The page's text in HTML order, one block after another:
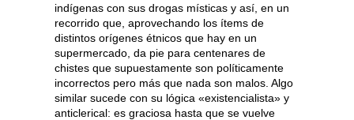
indígenas con sus drogas místicas y así, en un
recorrido que, aprovechando los ítems de
distintos orígenes étnicos que hay en un
supermercado, da pie para centenares de
chistes que supuestamente son políticamente
incorrectos pero más que nada son malos. Algo
similar sucede con su lógica «existencialista» y
anticlerical: es graciosa hasta que se vuelve